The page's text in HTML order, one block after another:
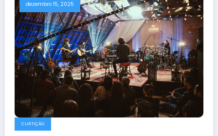
dezembro 15, 2025
CURTIÇÃO